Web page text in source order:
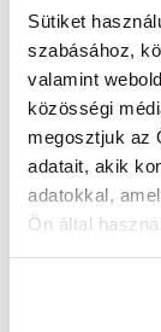
Sütiket
szabásához,
valamint
közösségi
megosztjuk az
adatait, akik
adatokkal,
Ön által